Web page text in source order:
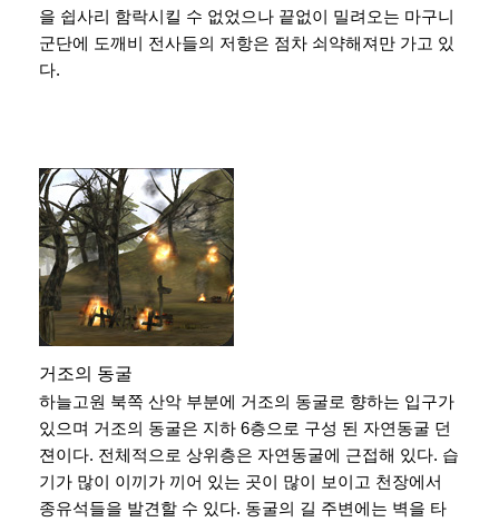
을 쉽사리 함락시킬 수 없었으나 끝없이 밀려오는 마구니
군단에 도깨비 전사들의 저항은 점차 쇠약해져만 가고 있
다.
거조의 동굴
하늘고원 북쪽 산악 부분에 거조의 동굴로 향하는 입구가
있으며 거조의 동굴은 지하 6층으로 구성 된 자연동굴 던
젼이다. 전체적으로 상위층은 자연동굴에 근접해 있다. 습
기가 많이 이끼가 끼어 있는 곳이 많이 보이고 천장에서
종유석들을 발견할 수 있다. 동굴의 길 주변에는 벽을 타